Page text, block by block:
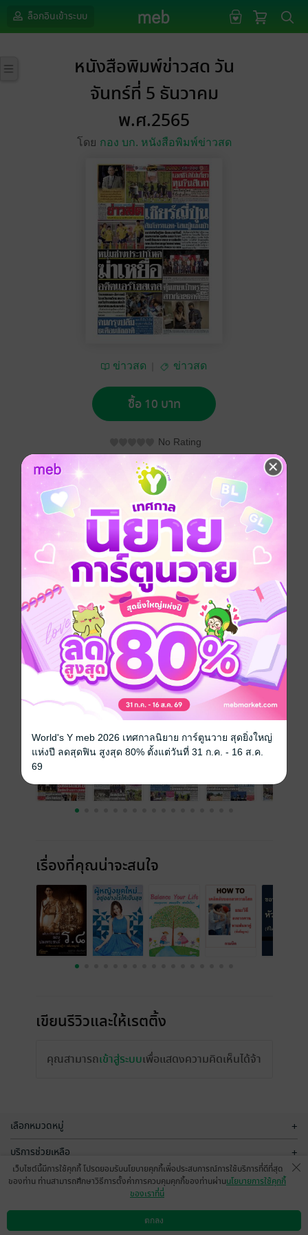
ล็อกอินเข้าระบบ
หนังสือพิมพ์ข่าวสด วัน
จันทร์ที่ 5 ธันวาคม
พ.ศ.2565
โดย กอง บก. หนังสือพิมพ์ข่าวสด
ข่าวสด ข่าวสด
ซื้อ 10 บาท
No Rating
อยากได้ ซื้อเป็นของขวัญ ติดตาม แชร์
หนังสือพิมพ์ข่าวสด วันจันทร์ที่ 5 ธันวาคม พ.ศ.2565
ประเภทไฟล์ pdf
วันที่วางขาย 04 ธันวาคม 2565
ความยาว 16 หน้า
ราคาปก 10 บาท
ฉบับย้อนหลัง ดูทั้งหมด
เรื่องที่คุณน่าจะสนใจ
เขียนรีวิวและให้เรตติ้ง
คุณสามารถเข้าสู่ระบบเพื่อแสดงความคิดเห็นได้จ้า
เลือกหมวดหมู่ +
บริการช่วยเหลือ +
เกี่ยวกับเรา
ดาวน์โหลดแอป วิธีการใช้งาน ติดต่อเรา
เว็บไซต์นี้มีการใช้คุกกี้ โปรดยอมรับนโยบายคุกกี้เพื่อประสบการณ์การใช้บริการที่ดีที่สุด
ของท่าน ท่านสามารถศึกษาวิธีการตั้งค่าการควบคุมคุกกี้ของท่านผ่านนโยบายการใช้คุกกี้
ของเราที่นี่
ตกลง
World's Y meb 2026 เทศกาลนิยาย การ์ตูนวาย สุดยิ่งใหญ่
แห่งปี ลดสุดฟิน สูงสุด 80% ตั้งแต่วันที่ 31 ก.ค. - 16 ส.ค.
69